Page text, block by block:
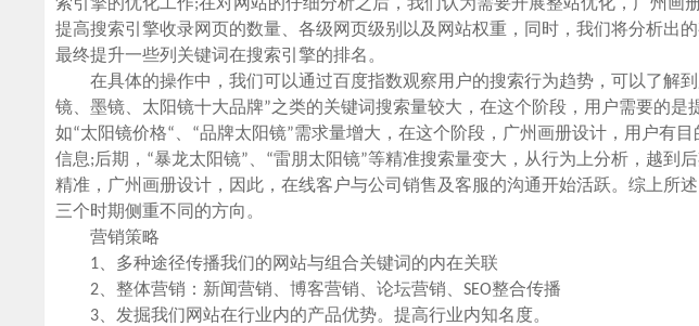
索引擎的优化工作;在对网站的仔细分析之后，我们认为需要开展整站优化，广州画
提高搜索引擎收录网页的数量、各级网页级别以及网站权重，同时，我们将分析出
最终提升一些列关键词在搜索引擎的排名。
在具体的操作中，我们可以通过百度指数观察用户的搜索行为趋势，可以了解到
镜、墨镜、太阳镜十大品牌”之类的关键词搜索量较大，在这个阶段，用户需要的是
如“太阳镜价格“、“品牌太阳镜”需求量增大，在这个阶段，广州画册设计，用户有
信息;后期，“暴龙太阳镜”、“雷朋太阳镜”等精准搜索量变大，从行为上分析，越到
精准，广州画册设计，因此，在线客户与公司销售及客服的沟通开始活跃。综上所
三个时期侧重不同的方向。
营销策略
1、多种途径传播我们的网站与组合关键词的内在关联
2、整体营销：新闻营销、博客营销、论坛营销、SEO整合传播
3、发掘我们网站在行业内的产品优势。提高行业内知名度。